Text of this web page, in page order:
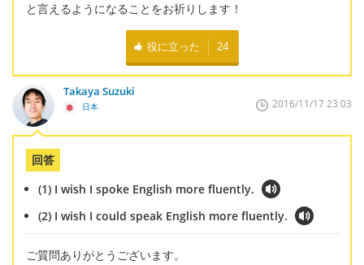
と言えるようになることをお祈りします！
役に立った 24
Takaya Suzuki
日本 2016/11/17 23:03
回答
(1) I wish I spoke English more fluently.
(2) I wish I could speak English more fluently.
ご質問ありがとうございます。